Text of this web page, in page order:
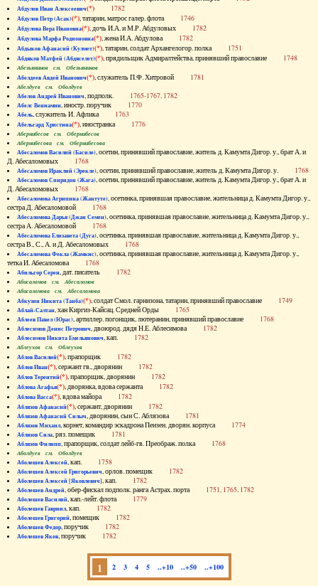
Абдулов Иван Алексеевич(*) 1782
Абдулов Петр (Асак)(*), татарин, матрос галер. флота 1746
Абдулова Вера Ивановна(*), дочь И.А. и М.Р. Абдуловых 1782
Абдулова Марфа Родионовна(*), жена И.А. Абдулова 1782
Абдыков Афанасий (Кулмет)(*), татарин, солдат Архангелогор. полка 1751
Абдяков Матфей (Абдяселет)(*), прядильщик Адмиралтейства, принявший православие 1748
Абезьянинов см. Обезьянинов
Абелдеев Авдей Иванович(*), служитель П.Ф. Хитровой 1781
Абелдуев см. Оболдуев
Абелов Андрей Иванович, подполк. 1765-1767, 1782
Абелс Вениамин, иностр. поручик 1770
Абель, служитель И. Афлика 1763
Абельгард Христина(*), иностранка 1776
Абернибесов см. Обернибесов
Абернибесова см. Обернибесова
Абесаломов Василий (Басиле), осетин, принявший православие, житель д. Камумта Дигор. у., брат А. и
Д. Абесаломовых 1768
Абесаломов Ираклий (Эрекле), осетин, принявший православие, житель д. Камумта Дигор. у. 1768
Абесаломов Спиридон (Жага), осетин, принявший православие, житель д. Камумта Дигор. у., брат А. и
Д. Абесаломовых 1768
Абесаломова Агрипина (Жантуте), осетинка, принявшая православие, жительница д. Камумта Дигор. у.,
сестра Д. Абесаломовой 1768
Абесаломова Дарья (Джан Семен), осетинка, принявшая православие, жительница д. Камумта Дигор. у.,
сестра А. Абесаломовой 1768
Абесаломова Елизавета (Дуга), осетинка, принявшая православие, жительница д. Камумта Дигор. у.,
сестра В., С., А. и Д. Абесаломовых 1768
Абесаломова Фекла (Жамкис), осетинка, принявшая православие, жительница д. Камумта Дигор. у.,
тетка И. Абесаломова 1768
Абильгор Серен, дат. писатель 1782
Абисаломов см. Абесаломов
Абисаломова см. Абесаломова
Абкузин Никита (Танба)(*), солдат Смол. гарнизона, татарин, принявший православие 1749
Аблай-Салтан, хан Киргиз-Кайсац. Средней Орды 1765
Аблеев Павел (Юрас), артиллер. погонщик, лютеранин, принявший православие 1768
Аблесимов Денис Петрович, двоюрод. дядя Н.Е. Аблесимова 1782
Аблесимов Никита Емельянович, кап. 1782
Аблеухов см. Облеухов
Аблов Василий(*), прапорщик 1782
Аблов Иван(*), сержант гв., дворянин 1782
Аблов Терентий(*), прапорщик, дворянин 1782
Аблова Агафья(*), дворянка, вдова сержанта 1782
Аблова Васса(*), вдова майора 1782
Аблязов Афанасий(*), сержант, дворянин 1782
Аблязов Афанасий Силыч, дворянин, сын С. Аблязова 1781
Аблязов Михаил, корнет, командир эскадрона Пензен. дворян. корпуса 1774
Аблязов Сила, ряз. помещик 1781
Аблязов Филипп, прапорщик, солдат лейб-гв. Преображ. полка 1768
Аболдуев см. Оболдуев
Аболешев Алексей, кап. 1758
Аболешев Алексей Григорьевич, орлов. помещик 1782
Аболешев Алексей [Яковлевич], кап. 1782
Аболешев Андрей, обер-фискал подполк. ранга Астрах. порта 1751, 1765, 1782
Аболешев Василий, кап.-лейт. флота 1779
Аболешев Гавриил, кап. 1782
Аболешев Григорий, помещик 1782
Аболешев Федор, поручик 1782
Аболешев Яков, поручик 1782
1 2 3 4 5 ..+10 ..+50 ..+100